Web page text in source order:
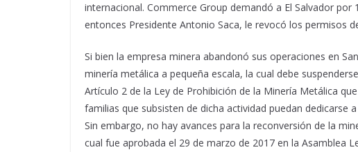
internacional. Commerce Group demandó a El Salvador
entonces Presidente Antonio Saca, le revocó los permisos
Si bien la empresa minera abandonó sus operaciones en
minería metálica a pequeña escala, la cual debe
Artículo 2 de la Ley de Prohibición de la Minería Metálica
familias que subsisten de dicha actividad puedan dedicarse
Sin embargo, no hay avances para la reconversión de la
cual fue aprobada el 29 de marzo de 2017 en la Asamblea